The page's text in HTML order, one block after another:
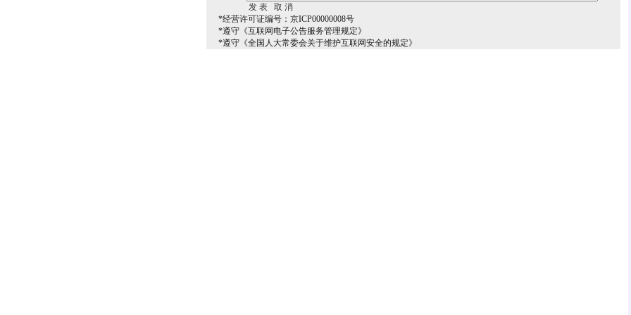
*经营许可证编号：京ICP00000008号
*遵守《互联网电子公告服务管理规定》
*遵守《全国人大常委会关于维护互联网安全的规定》